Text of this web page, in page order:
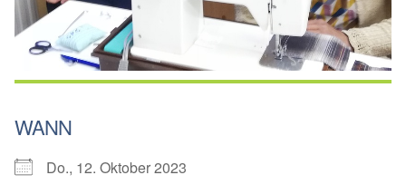
WANN
Do., 12. Oktober 2023